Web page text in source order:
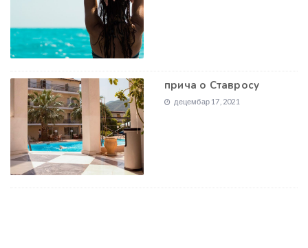
прича о Ставросу
децембар 17, 2021